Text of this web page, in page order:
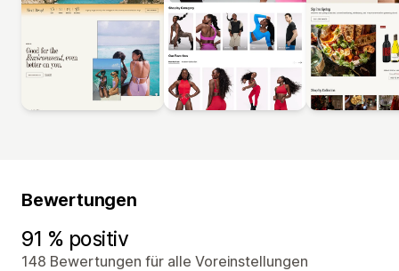
Bewertungen
91 % positiv
148 Bewertungen für alle Voreinstellungen